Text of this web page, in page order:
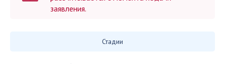
заявления.
Стадии